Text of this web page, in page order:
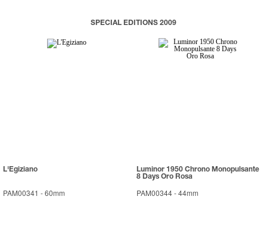
SPECIAL EDITIONS 2009
L'Egiziano
PAM00341 -60mm
Luminor 1950 Chrono Monopulsante
8 Days Oro Rosa
PAM00344-44mm